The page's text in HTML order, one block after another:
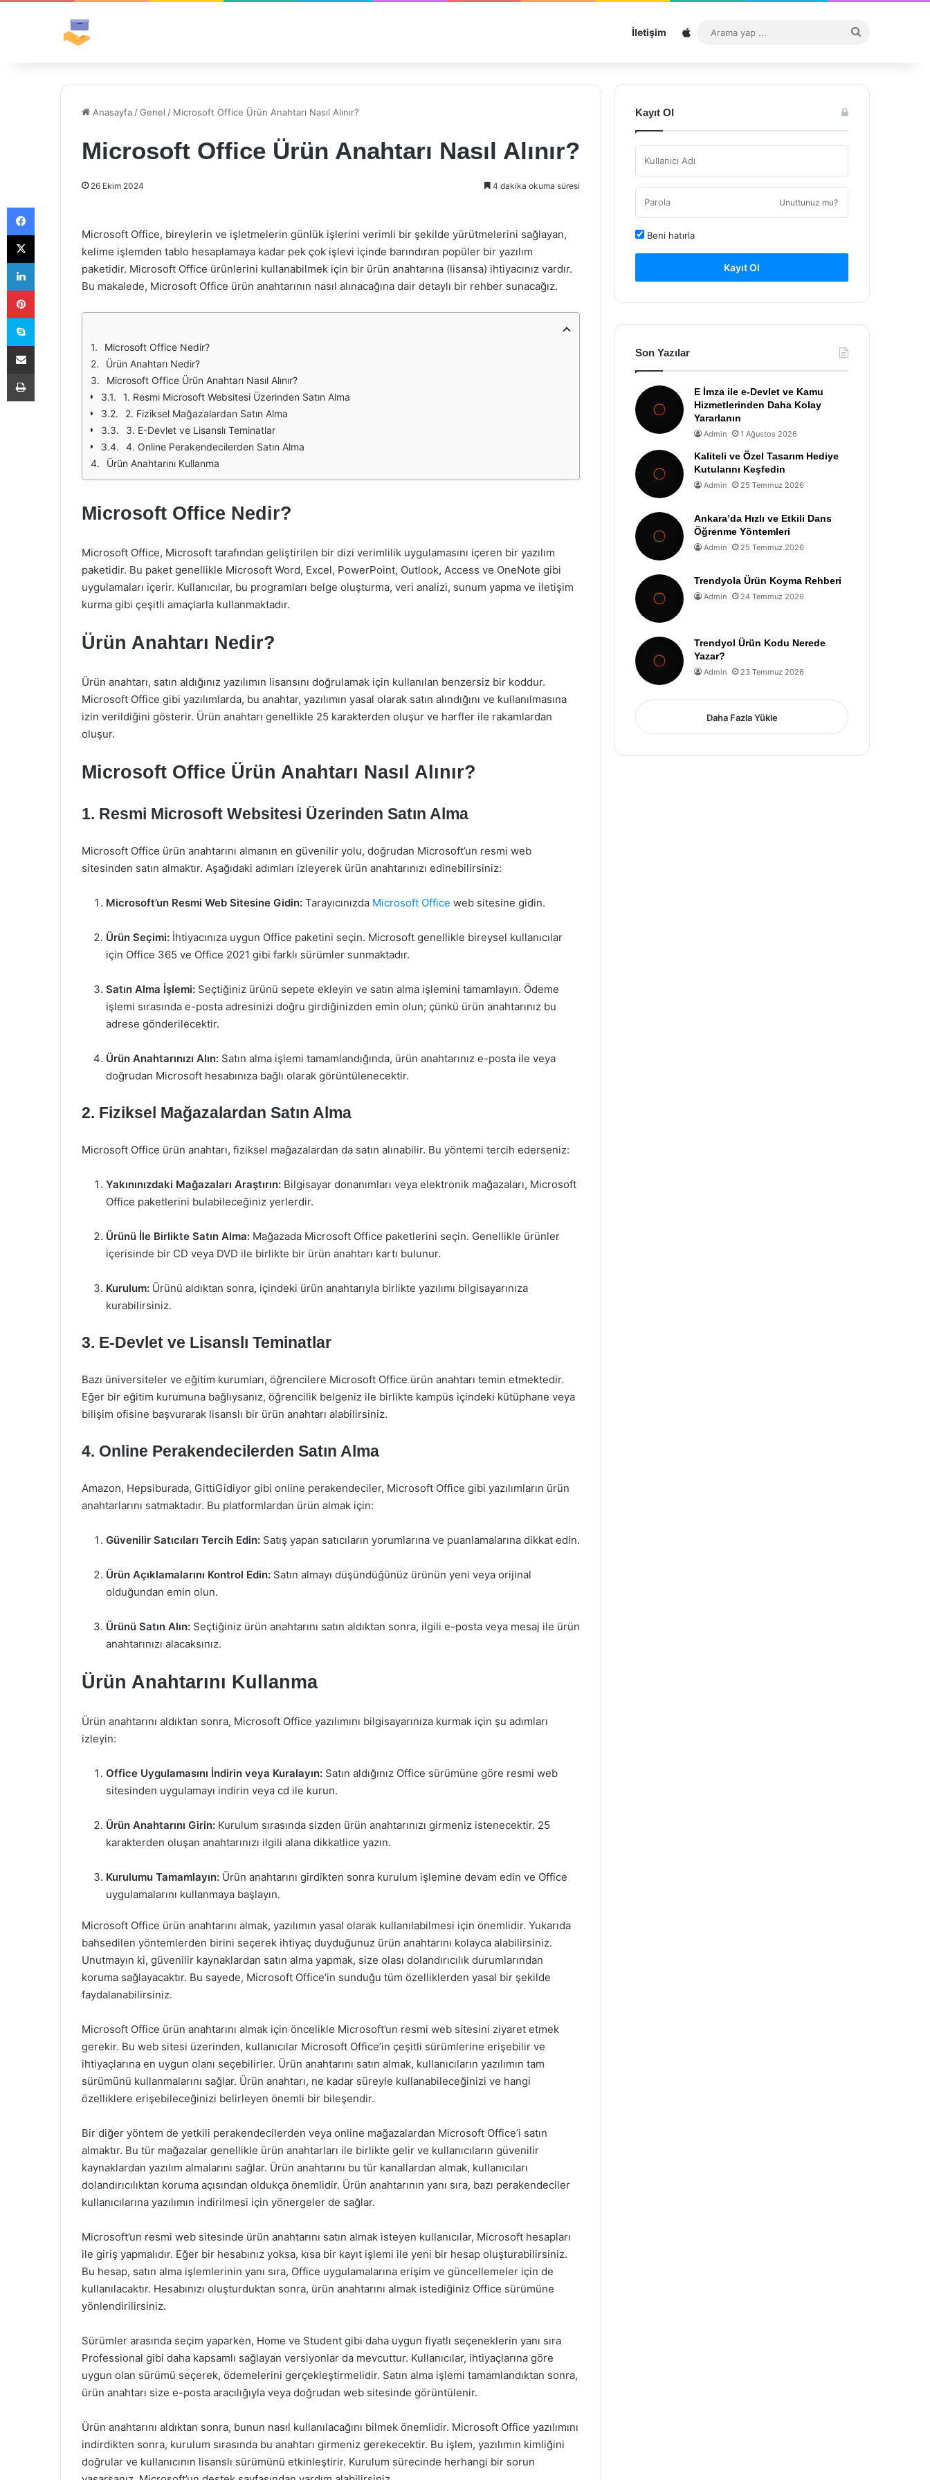
İletişim Sitemap
...
Anasayfa /Genel / Microsoft Office Ürün Anahtarı Nasıl Alınır?
Microsoft Office Ürün Anahtarı Nasıl Alınır?
26 Ekim 2024 4 dakika okuma süresi
Microsoft Office, bireylerin ve işletmelerin günlük işlerini verimli bir şekilde yürütmelerini sağlayan,
kelime işlemden tablo hesaplamaya kadar pek çok işlevi içinde barındıran popüler bir yazılım
paketidir. Microsoft Office ürünlerini kullanabilmek için bir ürün anahtarına (lisansa) ihtiyacınız vardır.
Bu makalede, Microsoft Office ürün anahtarının nasıl alınacağına dair detaylı bir rehber sunacağız.
Microsoft Office Nedir?
Ürün Anahtarı Nedir?
Microsoft Office Ürün Anahtarı Nasıl Alınır?
1. Resmi Microsoft Websitesi Üzerinden Satın Alma
2. Fiziksel Mağazalardan Satın Alma
3. E-Devlet ve Lisanslı Teminatlar
4. Online Perakendecilerden Satın Alma
Ürün Anahtarını Kullanma
Microsoft Office Nedir?
Microsoft Office, Microsoft tarafından geliştirilen bir dizi verimlilik uygulamasını içeren bir yazılım
paketidir. Bu paket genellikle Microsoft Word, Excel, PowerPoint, Outlook, Access ve OneNote gibi
uygulamaları içerir. Kullanıcılar, bu programları belge oluşturma, veri analizi, sunum yapma ve iletişim
kurma gibi çeşitli amaçlarla kullanmaktadır.
Ürün Anahtarı Nedir?
Ürün anahtarı, satın aldığınız yazılımın lisansını doğrulamak için kullanılan benzersiz bir koddur.
Microsoft Office gibi yazılımlarda, bu anahtar, yazılımın yasal olarak satın alındığını ve kullanılmasına
izin verildiğini gösterir. Ürün anahtarı genellikle 25 karakterden oluşur ve harfler ile rakamlardan
oluşur.
Microsoft Office Ürün Anahtarı Nasıl Alınır?
1. Resmi Microsoft Websitesi Üzerinden Satın Alma
Microsoft Office ürün anahtarını almanın en güvenilir yolu, doğrudan Microsoft’un resmi web
sitesinden satın almaktır. Aşağıdaki adımları izleyerek ürün anahtarınızı edinebilirsiniz:
Microsoft’un Resmi Web Sitesine Gidin: Tarayıcınızda Microsoft Office web sitesine gidin.
Ürün Seçimi: İhtiyacınıza uygun Office paketini seçin. Microsoft genellikle bireysel kullanıcılar
için Office 365 ve Office 2021 gibi farklı sürümler sunmaktadır.
Satın Alma İşlemi: Seçtiğiniz ürünü sepete ekleyin ve satın alma işlemini tamamlayın. Ödeme
işlemi sırasında e-posta adresinizi doğru girdiğinizden emin olun; çünkü ürün anahtarınız bu
adrese gönderilecektir.
Ürün Anahtarınızı Alın: Satın alma işlemi tamamlandığında, ürün anahtarınız e-posta ile veya
doğrudan Microsoft hesabınıza bağlı olarak görüntülenecektir.
2. Fiziksel Mağazalardan Satın Alma
Microsoft Office ürün anahtarı, fiziksel mağazalardan da satın alınabilir. Bu yöntemi tercih ederseniz:
Yakınınızdaki Mağazaları Araştırın: Bilgisayar donanımları veya elektronik mağazaları, Microsoft
Office paketlerini bulabileceğiniz yerlerdir.
Ürünü İle Birlikte Satın Alma: Mağazada Microsoft Office paketlerini seçin. Genellikle ürünler
içerisinde bir CD veya DVD ile birlikte bir ürün anahtarı kartı bulunur.
Kurulum: Ürünü aldıktan sonra, içindeki ürün anahtarıyla birlikte yazılımı bilgisayarınıza
kurabilirsiniz.
3. E-Devlet ve Lisanslı Teminatlar
Bazı üniversiteler ve eğitim kurumları, öğrencilere Microsoft Office ürün anahtarı temin etmektedir.
Eğer bir eğitim kurumuna bağlıysanız, öğrencilik belgeniz ile birlikte kampüs içindeki kütüphane veya
bilişim ofisine başvurarak lisanslı bir ürün anahtarı alabilirsiniz.
4. Online Perakendecilerden Satın Alma
Amazon, Hepsiburada, GittiGidiyor gibi online perakendeciler, Microsoft Office gibi yazılımların ürün
anahtarlarını satmaktadır. Bu platformlardan ürün almak için:
Güvenilir Satıcıları Tercih Edin: Satış yapan satıcıların yorumlarına ve puanlamalarına dikkat edin.
Ürün Açıklamalarını Kontrol Edin: Satın almayı düşündüğünüz ürünün yeni veya orijinal
olduğundan emin olun.
Ürünü Satın Alın: Seçtiğiniz ürün anahtarını satın aldıktan sonra, ilgili e-posta veya mesaj ile ürün
anahtarınızı alacaksınız.
Ürün Anahtarını Kullanma
Ürün anahtarını aldıktan sonra, Microsoft Office yazılımını bilgisayarınıza kurmak için şu adımları
izleyin:
Office Uygulamasını İndirin veya Kuralayın: Satın aldığınız Office sürümüne göre resmi web
sitesinden uygulamayı indirin veya cd ile kurun.
Ürün Anahtarını Girin: Kurulum sırasında sizden ürün anahtarınızı girmeniz istenecektir. 25
karakterden oluşan anahtarınızı ilgili alana dikkatlice yazın.
Kurulumu Tamamlayın: Ürün anahtarını girdikten sonra kurulum işlemine devam edin ve Office
uygulamalarını kullanmaya başlayın.
Microsoft Office ürün anahtarını almak, yazılımın yasal olarak kullanılabilmesi için önemlidir. Yukarıda
bahsedilen yöntemlerden birini seçerek ihtiyaç duyduğunuz ürün anahtarını kolayca alabilirsiniz.
Unutmayın ki, güvenilir kaynaklardan satın alma yapmak, size olası dolandırıcılık durumlarından
koruma sağlayacaktır. Bu sayede, Microsoft Office’in sunduğu tüm özelliklerden yasal bir şekilde
faydalanabilirsiniz.
Microsoft Office ürün anahtarını almak için öncelikle Microsoft’un resmi web sitesini ziyaret etmek
gerekir. Bu web sitesi üzerinden, kullanıcılar Microsoft Office’in çeşitli sürümlerine erişebilir ve
ihtiyaçlarına en uygun olanı seçebilirler. Ürün anahtarını satın almak, kullanıcıların yazılımın tam
sürümünü kullanmalarını sağlar. Ürün anahtarı, ne kadar süreyle kullanabileceğinizi ve hangi
özelliklere erişebileceğinizi belirleyen önemli bir bileşendir.
Bir diğer yöntem de yetkili perakendecilerden veya online mağazalardan Microsoft Office’i satın
almaktır. Bu tür mağazalar genellikle ürün anahtarları ile birlikte gelir ve kullanıcıların güvenilir
kaynaklardan yazılım almalarını sağlar. Ürün anahtarını bu tür kanallardan almak, kullanıcıları
dolandırıcılıktan koruma açısından oldukça önemlidir. Ürün anahtarının yanı sıra, bazı perakendeciler
kullanıcılarına yazılımın indirilmesi için yönergeler de sağlar.
Microsoft’un resmi web sitesinde ürün anahtarını satın almak isteyen kullanıcılar, Microsoft hesapları
ile giriş yapmalıdır. Eğer bir hesabınız yoksa, kısa bir kayıt işlemi ile yeni bir hesap oluşturabilirsiniz.
Bu hesap, satın alma işlemlerinin yanı sıra, Office uygulamalarına erişim ve güncellemeler için de
kullanılacaktır. Hesabınızı oluşturduktan sonra, ürün anahtarını almak istediğiniz Office sürümüne
yönlendirilirsiniz.
Sürümler arasında seçim yaparken, Home ve Student gibi daha uygun fiyatlı seçeneklerin yanı sıra
Professional gibi daha kapsamlı sağlayan versiyonlar da mevcuttur. Kullanıcılar, ihtiyaçlarına göre
uygun olan sürümü seçerek, ödemelerini gerçekleştirmelidir. Satın alma işlemi tamamlandıktan sonra,
ürün anahtarı size e-posta aracılığıyla veya doğrudan web sitesinde görüntülenir.
Ürün anahtarını aldıktan sonra, bunun nasıl kullanılacağını bilmek önemlidir. Microsoft Office yazılımını
indirdikten sonra, kurulum sırasında bu anahtarı girmeniz gerekecektir. Bu işlem, yazılımın kimliğini
doğrular ve kullanıcının lisanslı sürümünü etkinleştirir. Kurulum sürecinde herhangi bir sorun
Kayıt Ol
Unuttunuz mu?
Beni hatırla
Kayıt Ol
Son Yazılar
E İmza ile e-Devlet ve Kamu
Hizmetlerinden Daha Kolay
Yararlanın
Admin 1 Ağustos 2026
Kaliteli ve Özel Tasarım Hediye
Kutularını Keşfedin
Admin 25 Temmuz 2026
Ankara’da Hızlı ve Etkili Dans
Öğrenme Yöntemleri
Admin 25 Temmuz 2026
Trendyola Ürün Koyma Rehberi
Admin 24 Temmuz 2026
Trendyol Ürün Kodu Nerede
Yazar?
Admin 23 Temmuz 2026
Daha Fazla Yükle
Facebook
X
LinkedIn
Pinterest
Skype
E-Posta ile paylaş